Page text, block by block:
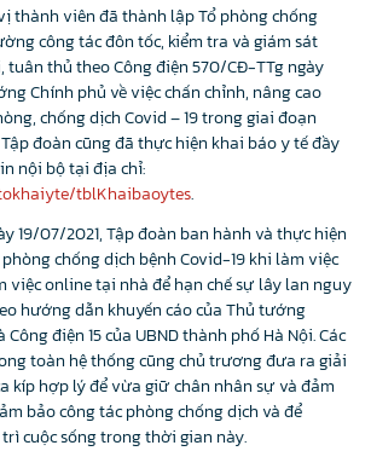
thành viên đã thành lập Tổ phòng chống
công tác đôn tốc, kiểm tra và giám sát
thủ theo Công điện 570/CĐ-TTg ngày
Chính phủ về việc chấn chỉnh, nâng cao
chống dịch Covid – 19 trong giai đoạn
đoàn cũng đã thực hiện khai báo y tế đầy
nội bộ tại địa chỉ:
tokhaiyte/tblKhaibaoytes.
19/07/2021, Tập đoàn ban hành và thực hiện
chống dịch bệnh Covid-19 khi làm việc
việc online tại nhà để hạn chế sự lây lan nguy
hướng dẫn khuyến cáo của Thủ tướng
điện 15 của UBND thành phố Hà Nội. Các
toàn hệ thống cũng chủ trương đưa ra giải
kíp hợp lý để vừa giữ chân nhân sự và đảm
bảo công tác phòng chống dịch và để
cuộc sống trong thời gian này.